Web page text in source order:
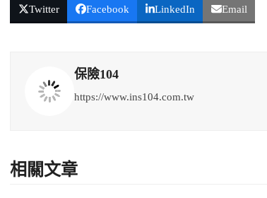
Twitter Facebook LinkedIn Email
保險104
https://www.ins104.com.tw
相關文章